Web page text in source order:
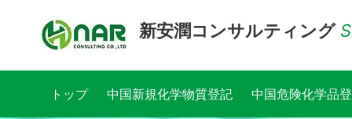
新安潤コンサルティング
トップ 中国新規化学物質登記 中国危険化学品